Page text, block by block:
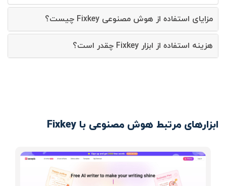
مزایای استفاده از هوش مصنوعی Fixkey چیست؟
هزینه استفاده از ابزار Fixkey چقدر است؟
ابزارهای مرتبط هوش مصنوعی با Fixkey